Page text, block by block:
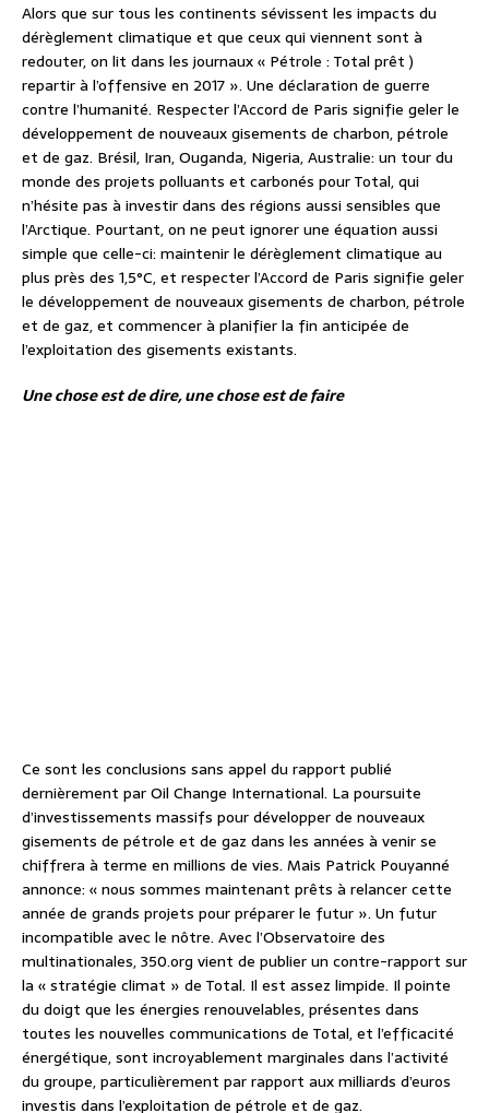
Alors que sur tous les continents sévissent les impacts du
dérèglement climatique et que ceux qui viennent sont à
redouter, on lit dans les journaux « Pétrole : Total prêt )
repartir à l’offensive en 2017 ». Une déclaration de guerre
contre l’humanité. Respecter l’Accord de Paris signifie geler le
développement de nouveaux gisements de charbon, pétrole
et de gaz. Brésil, Iran, Ouganda, Nigeria, Australie: un tour du
monde des projets polluants et carbonés pour Total, qui
n’hésite pas à investir dans des régions aussi sensibles que
l’Arctique. Pourtant, on ne peut ignorer une équation aussi
simple que celle-ci: maintenir le dérèglement climatique au
plus près des 1,5°C, et respecter l’Accord de Paris signifie geler
le développement de nouveaux gisements de charbon, pétrole
et de gaz, et commencer à planifier la fin anticipée de
l’exploitation des gisements existants.
Une chose est de dire, une chose est de faire
Ce sont les conclusions sans appel du rapport publié
dernièrement par Oil Change International. La poursuite
d’investissements massifs pour développer de nouveaux
gisements de pétrole et de gaz dans les années à venir se
chiffrera à terme en millions de vies. Mais Patrick Pouyanné
annonce: « nous sommes maintenant prêts à relancer cette
année de grands projets pour préparer le futur ». Un futur
incompatible avec le nôtre. Avec l’Observatoire des
multinationales, 350.org vient de publier un contre-rapport sur
la « stratégie climat » de Total. Il est assez limpide. Il pointe
du doigt que les énergies renouvelables, présentes dans
toutes les nouvelles communications de Total, et l’efficacité
énergétique, sont incroyablement marginales dans l’activité
du groupe, particulièrement par rapport aux milliards d’euros
investis dans l’exploitation de pétrole et de gaz.